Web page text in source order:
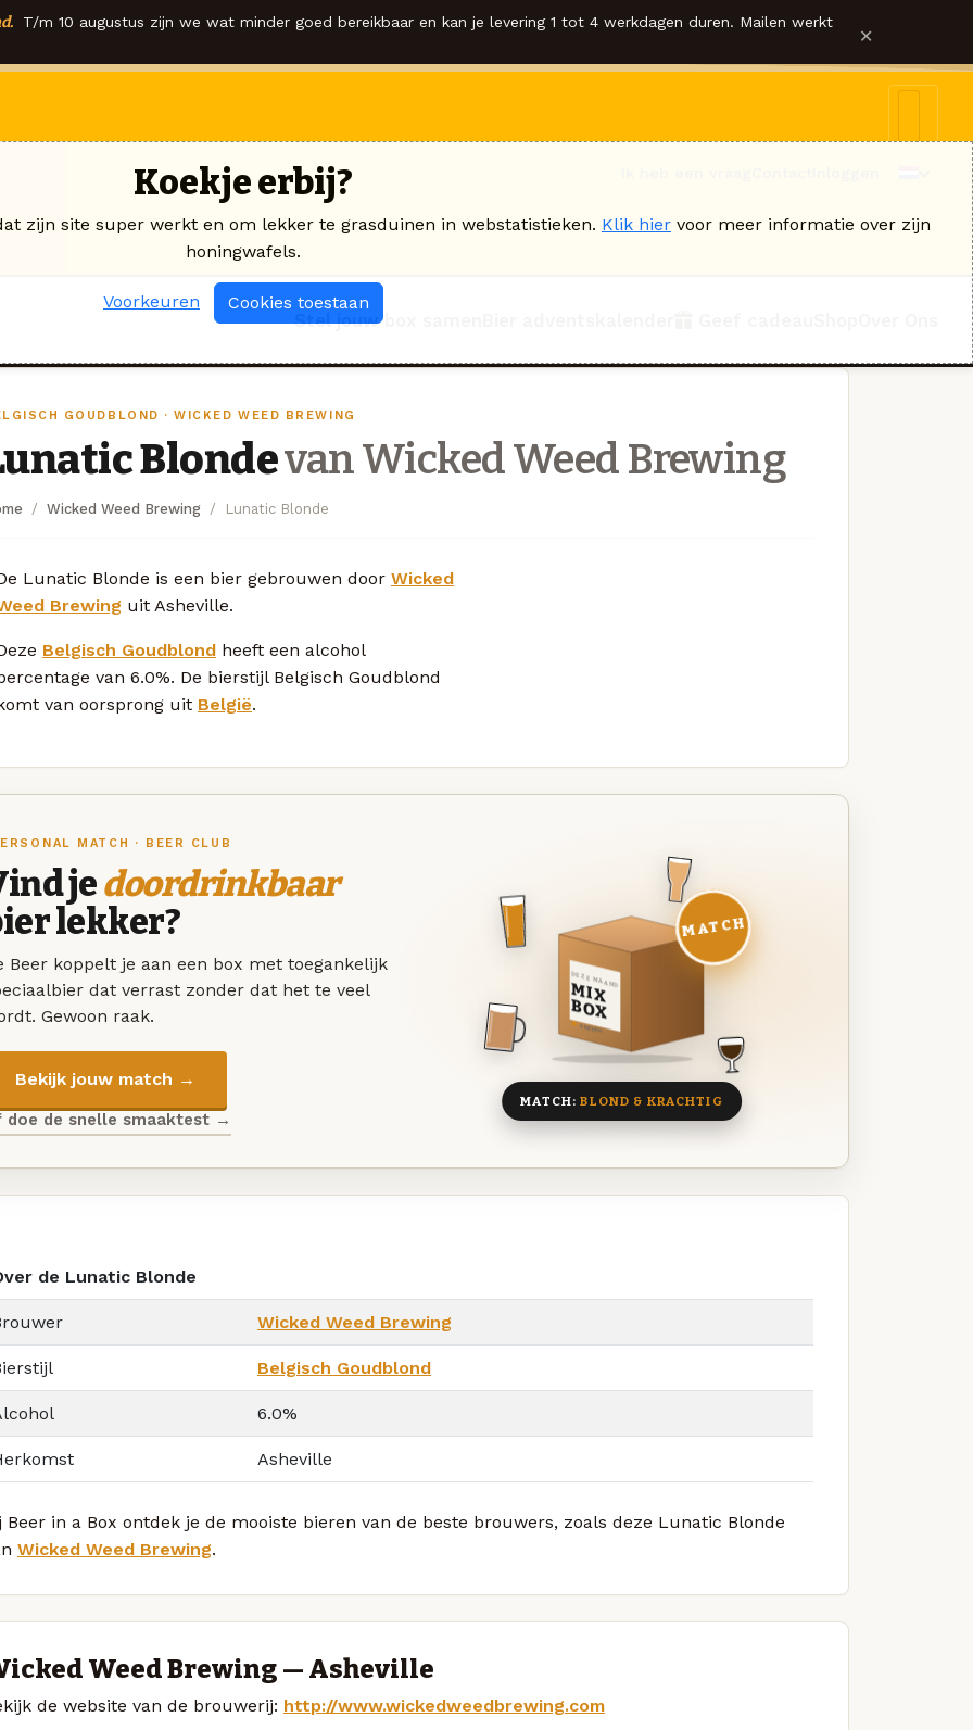
T/m 10 augustus zijn we wat minder goed bereikbaar en kan je levering 1 tot 4 werkdagen duren. Mailen werkt ×
Stel jouw box samen
GOUDBLOND · WICKED WEED BREWING
Blondevan Wicked Weed Brewing
Wicked Weed Brewing Lunatic Blonde
Lunatic Blonde is een bier gebrouwen door Wicked
Brewing uit Asheville.
Belgisch Goudblond heeft een alcohol
van 6.0%. De bierstijl Belgisch Goudblond
van oorsprong uit België.
MATCH · BEER CLUB
jedoordrinkbaar
lekker?
Beer koppelt je aan een box met toegankelijk
dat verrast zonder dat het te veel
Gewoon raak.
Bekijk jouw match →
doe de snelle smaaktest →
DEZE MAAND
MIX
BOX
8 BIEREN
MATCH
MATCH:BLOND & KRACHTIG
de Lunatic Blonde
Wicked Weed Brewing
Belgisch Goudblond
6.0%
Asheville
Beer in a Box ontdek je de mooiste bieren van de beste brouwers, zoals deze Lunatic Blonde
Wicked Weed Brewing.
Weed Brewing — Asheville
de website van de brouwerij: http://www.wickedweedbrewing.com
Koekje erbij?
zijn site super werkt en om lekker te grasduinen in webstatistieken. Klik hier voor meer informatie over zijn
honingwafels.
Voorkeuren Cookies toestaan